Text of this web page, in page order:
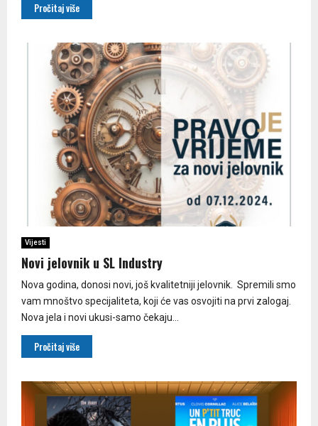
Pročitaj više
Vijesti
Novi jelovnik u SL Industry
Nova godina, donosi novi, još kvalitetniji jelovnik. Spremili smo
vam mnoštvo specijaliteta, koji će vas osvojiti na prvi zalogaj.
Nova jela i novi ukusi-samo čekaju...
Pročitaj više